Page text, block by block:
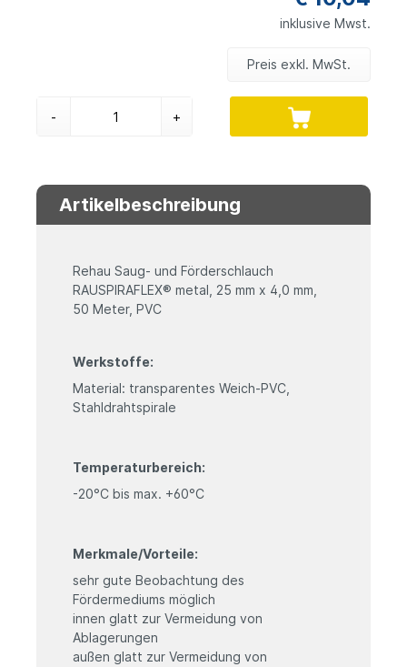
inklusive Mwst.
Preis exkl. MwSt.
- +
Artikelbeschreibung
Rehau Saug- und Förderschlauch
RAUSPIRAFLEX® metal, 25 mm x 4,0 mm,
50 Meter, PVC
Werkstoffe:
Material: transparentes Weich-PVC,
Stahldrahtspirale
Temperaturbereich:
-20°C bis max. +60°C
Merkmale/Vorteile:
sehr gute Beobachtung des
Fördermediums möglich
innen glatt zur Vermeidung von
Ablagerungen
außen glatt zur Vermeidung von